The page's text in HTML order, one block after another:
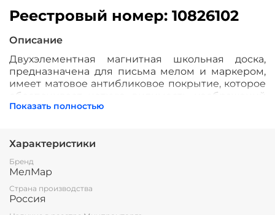
Реестровый номер: 10826102
Описание
Двухэлементная магнитная школьная доска,
предназначена для письма мелом и маркером,
имеет матовое антибликовое покрытие, которое
обеспечивает четкую видимость изображений
под любым углом зрения.
полимерного листа высочайшего качества,
профиль, благодаря чему имеет высокую
износоустойчивость и прочность. Имеется лоток
для мела/маркера и принадлежностей.
Стальная основа доски даёт возможность
Показать полностью
Характеристики
Бренд
МелМар
Страна производства
Россия